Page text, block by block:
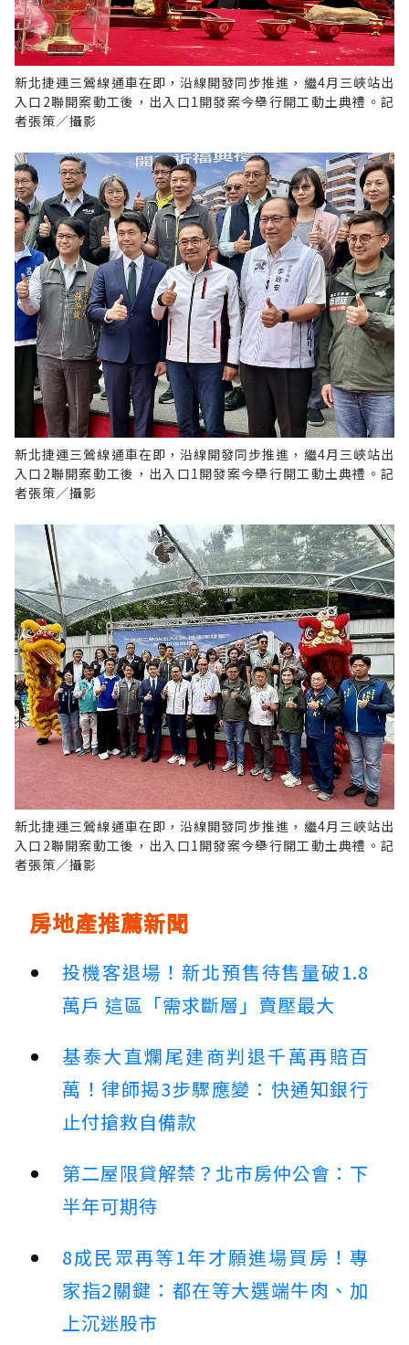
新北捷運三鶯線通車在即，沿線開發同步推進，繼4月三峽站出
入口2聯開案動工後，出入口1開發案今舉行開工動土典禮。記
者張策／攝影
新北捷運三鶯線通車在即，沿線開發同步推進，繼4月三峽站出
入口2聯開案動工後，出入口1開發案今舉行開工動土典禮。記
者張策／攝影
新北捷運三鶯線通車在即，沿線開發同步推進，繼4月三峽站出
入口2聯開案動工後，出入口1開發案今舉行開工動土典禮。記
者張策／攝影
房地產推薦新聞
投機客退場！新北預售待售量破1.8
萬戶 這區「需求斷層」賣壓最大
基泰大直爛尾建商判退千萬再賠百
萬！律師揭3步驟應變：快通知銀行
止付搶救自備款
第二屋限貸解禁？北市房仲公會：下
半年可期待
8成民眾再等1年才願進場買房！專
家指2關鍵：都在等大選端牛肉、加
上沉迷股市